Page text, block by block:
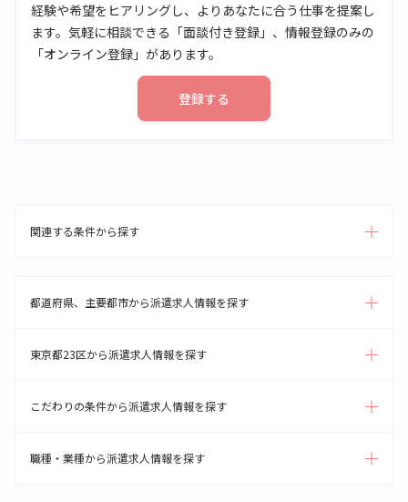
経験や希望をヒアリングし、よりあなたに合う仕事を提案し
ます。気軽に相談できる「面談付き登録」、情報登録のみの
「オンライン登録」があります。
登録する
関連する条件から探す
都道府県、主要都市から派遣求人情報を探す
東京都23区から派遣求人情報を探す
こだわりの条件から派遣求人情報を探す
職種・業種から派遣求人情報を探す